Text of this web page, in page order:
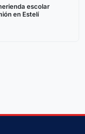
escolar
en Estelí